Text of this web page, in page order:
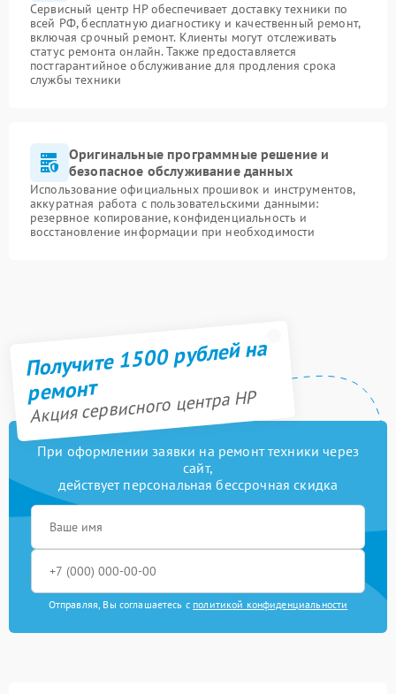
Сервисный центр HP обеспечивает доставку техники по
всей РФ, бесплатную диагностику и качественный ремонт,
включая срочный ремонт. Клиенты могут отслеживать
статус ремонта онлайн. Также предоставляется
постгарантийное обслуживание для продления срока
службы техники
Оригинальные программные решение и
безопасное обслуживание данных
Использование официальных прошивок и инструментов,
аккуратная работа с пользовательскими данными:
резервное копирование, конфиденциальность и
восстановление информации при необходимости
Получите 1500 рублей на
ремонт
Акция сервисного центра HP
При оформлении заявки на ремонт техники через
сайт,
действует персональная бессрочная скидка
Отправляя, Вы соглашаетесь с политикой конфиденциальности